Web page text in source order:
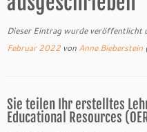
Dieser Eintrag wurde veröffentlicht
Februar 2022 von Anne Bieberstein
Sie teilen Ihr erstelltes
Educational Resources